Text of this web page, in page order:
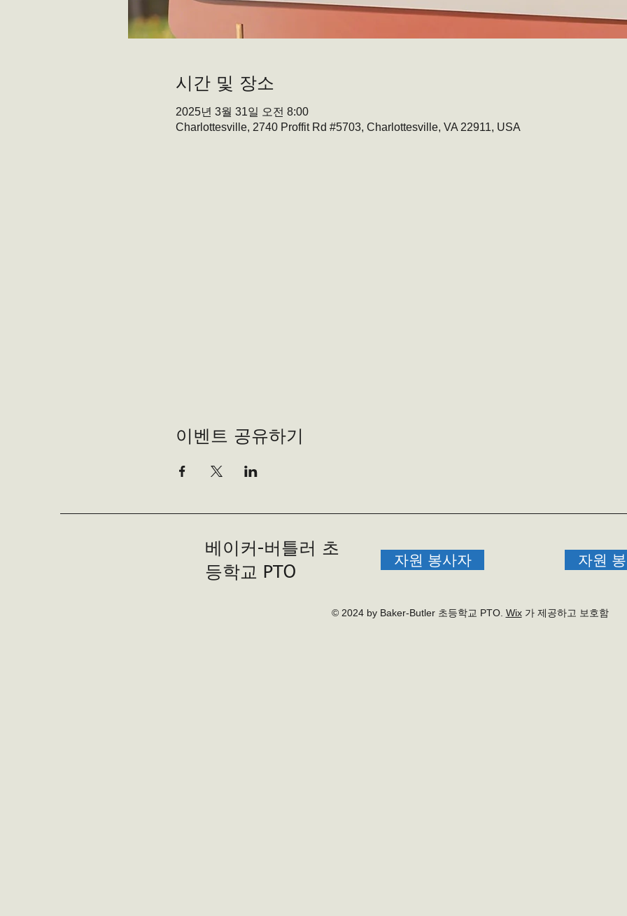
시간 및 장소
2025년 3월 31일 오전 8:00
Charlottesville, 2740 Proffit Rd #5703, Charlottesville, VA 22911, USA
이벤트 공유하기
베이커-버틀러 초
등학교 PTO
자원 봉사자 자원
© 2024 by Baker-Butler 초등학교 PTO. Wix가 제공하고 보호함